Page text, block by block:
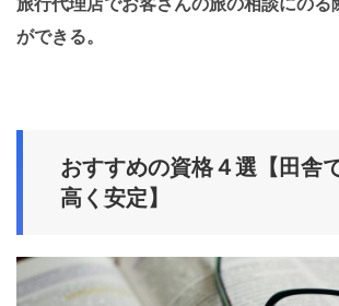
ができる。
おすすめの資格４選 【田舎
高く安定】